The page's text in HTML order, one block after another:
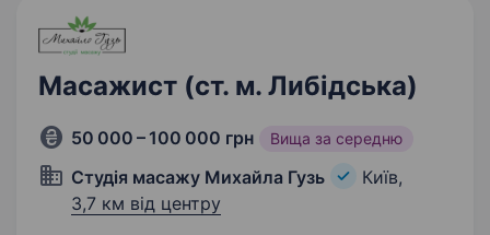
Масажист (ст. м. Либідська)
50 000 – 100 000 грн Вища за середню
Студія масажу Михайла Гузь
Київ,
3,7 км від центру